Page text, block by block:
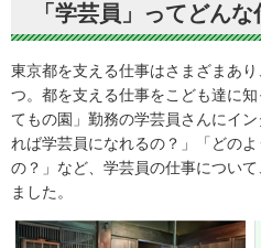
「学芸員」ってどんな
東京都を支える仕事はさまざまあ
つ。都を支える仕事をこども達に
てもの園」勤務の学芸員さんにイ
れば学芸員になれるの？」「どの
の？」など、学芸員の仕事につい
ました。